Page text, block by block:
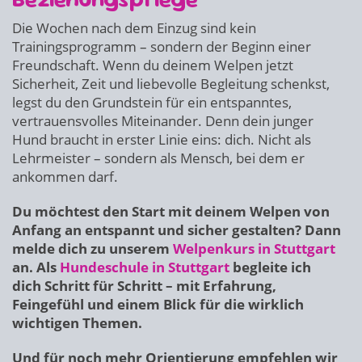
Die Wochen nach dem Einzug sind kein
Trainingsprogramm – sondern der Beginn einer
Freundschaft. Wenn du deinem Welpen jetzt
Sicherheit, Zeit und liebevolle Begleitung schenkst,
legst du den Grundstein für ein entspanntes,
vertrauensvolles Miteinander. Denn dein junger
Hund braucht in erster Linie eins: dich. Nicht als
Lehrmeister – sondern als Mensch, bei dem er
ankommen darf.
Du möchtest den Start mit deinem Welpen von
Anfang an entspannt und sicher gestalten? Dann
melde dich zu unserem Welpenkurs in Stuttgart
an. Als Hundeschule in Stuttgart begleite ich
dich Schritt für Schritt – mit Erfahrung,
Feingefühl und einem Blick für die wirklich
wichtigen Themen.
Und für noch mehr Orientierung empfehlen wir